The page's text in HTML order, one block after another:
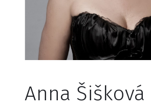
Anna Šišková